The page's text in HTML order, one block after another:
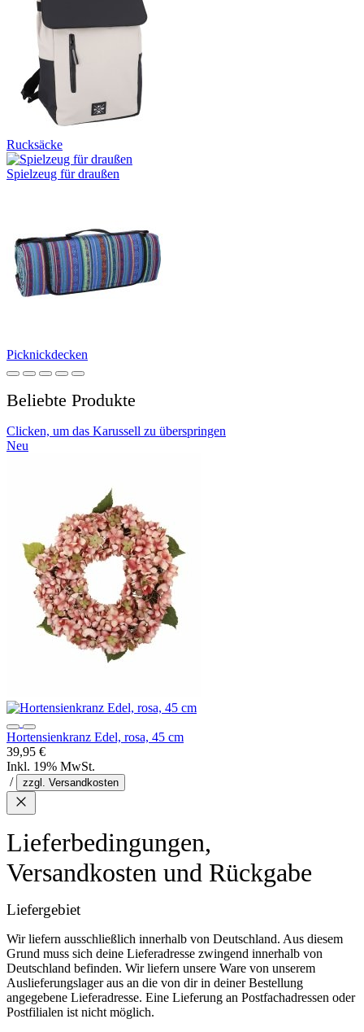
Rucksäcke
Spielzeug für draußen
Picknickdecken
Beliebte Produkte
Clicken, um das Karussell zu überspringen
Neu
Hortensienkranz Edel, rosa, 45 cm
39,95 €
Inkl. 19% MwSt.
/
zzgl. Versandkosten
Lieferbedingungen,
Versandkosten und Rückgabe
Liefergebiet
Wir liefern ausschließlich innerhalb von Deutschland. Aus diesem
Grund muss sich deine Lieferadresse zwingend innerhalb von
Deutschland befinden. Wir liefern unsere Ware von unserem
Auslieferungslager aus an die von dir in deiner Bestellung
angegebene Lieferadresse. Eine Lieferung an Postfachadressen oder
Postfilialen ist nicht möglich.